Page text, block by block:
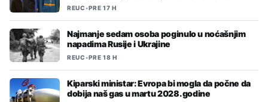
REUC•PRE 17 H
Najmanje sedam osoba poginulo u noćašnjim
napadima Rusije i Ukrajine
REUC•PRE 18 H
Kiparski ministar: Evropa bi mogla da počne da
dobija naš gas u martu 2028. godine